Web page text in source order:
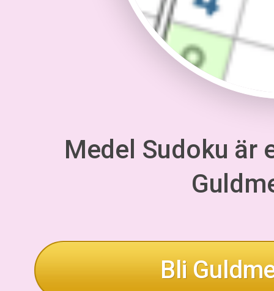
Medel Sudoku
Bli